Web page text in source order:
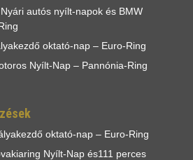
autós nyílt-napok és BMW
oktató-nap – Euro-Ring
Nyílt-Nap – Pannónia-Ring
oktató-nap – Euro-Ring
Nyílt-Nap és111 perces